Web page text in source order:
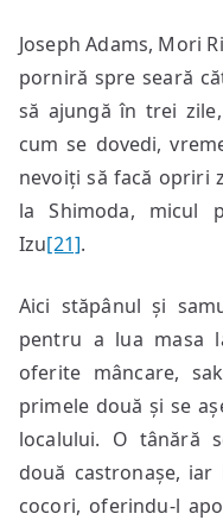
Joseph Adams, Mori
porniră spre seară
să ajungă în trei
cum se dovedi,
nevoiți să facă opriri
la Shimoda, micul
Izu[21].
Aici stăpânul și
pentru a lua masa
oferite mâncare,
primele două și se
localului. O tânără
două castronașe,
cocori, oferindu-l